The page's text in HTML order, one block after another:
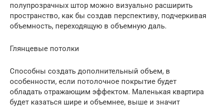
полупрозрачных штор можно визуально расширить
пространство, как бы создав перспективу, подчеркивая
объемность, переходящую в объемную даль.
Глянцевые потолки
Способны создать дополнительный объем, в
особенности, если потолочное покрытие будет
обладать отражающим эффектом. Маленькая квартира
будет казаться шире и объемнее, выше и значит